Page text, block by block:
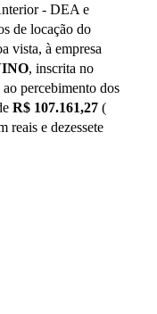
- DEA e
de locação do
vista, à empresa
, inscrita no
percebimento dos
R$ 107.161,27(
reais e dezessete